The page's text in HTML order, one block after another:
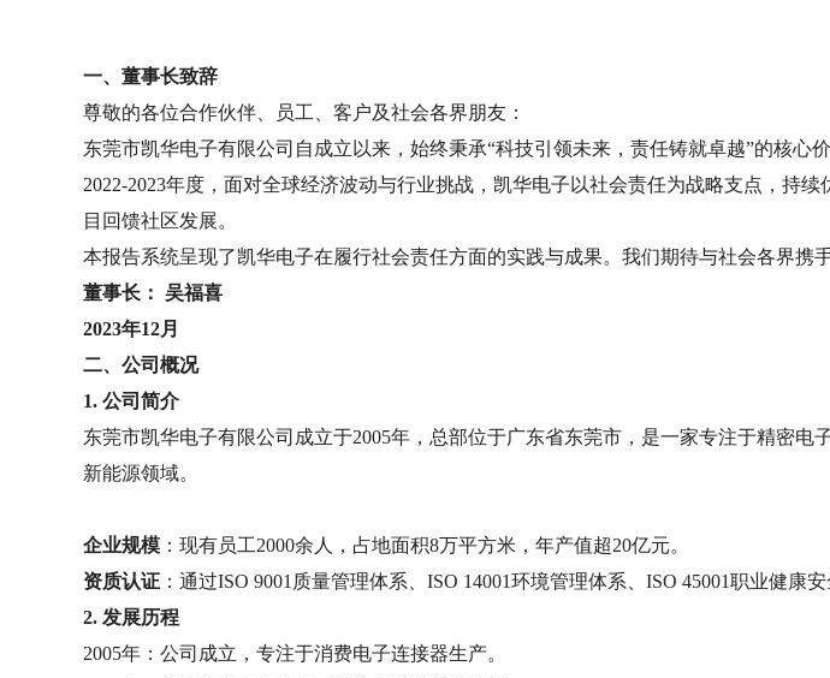
一、董事长致辞
尊敬的各位合作伙伴、员工、客户及社会各界朋友：
东莞市凯华电子有限公司自成立以来，始终秉承“科技引领未来，责任铸就卓越”的核
2022-2023年度，面对全球经济波动与行业挑战，凯华电子以社会责任为战略支点，持
目回馈社区发展。
本报告系统呈现了凯华电子在履行社会责任方面的实践与成果。我们期待与社会各界携
董事长：吴福喜
2023年12月
二、公司概况
1. 公司简介
东莞市凯华电子有限公司成立于2005年，总部位于广东省东莞市，是一家专注于精密
新能源领域。
企业规模 ：现有员工2000余人，占地面积8万平方米，年产值超20亿元。
资质认证 ：通过ISO 9001质量管理体系、ISO 14001环境管理体系、ISO 45001职业健康
2. 发展历程
2005年：公司成立，专注于消费电子连接器生产。